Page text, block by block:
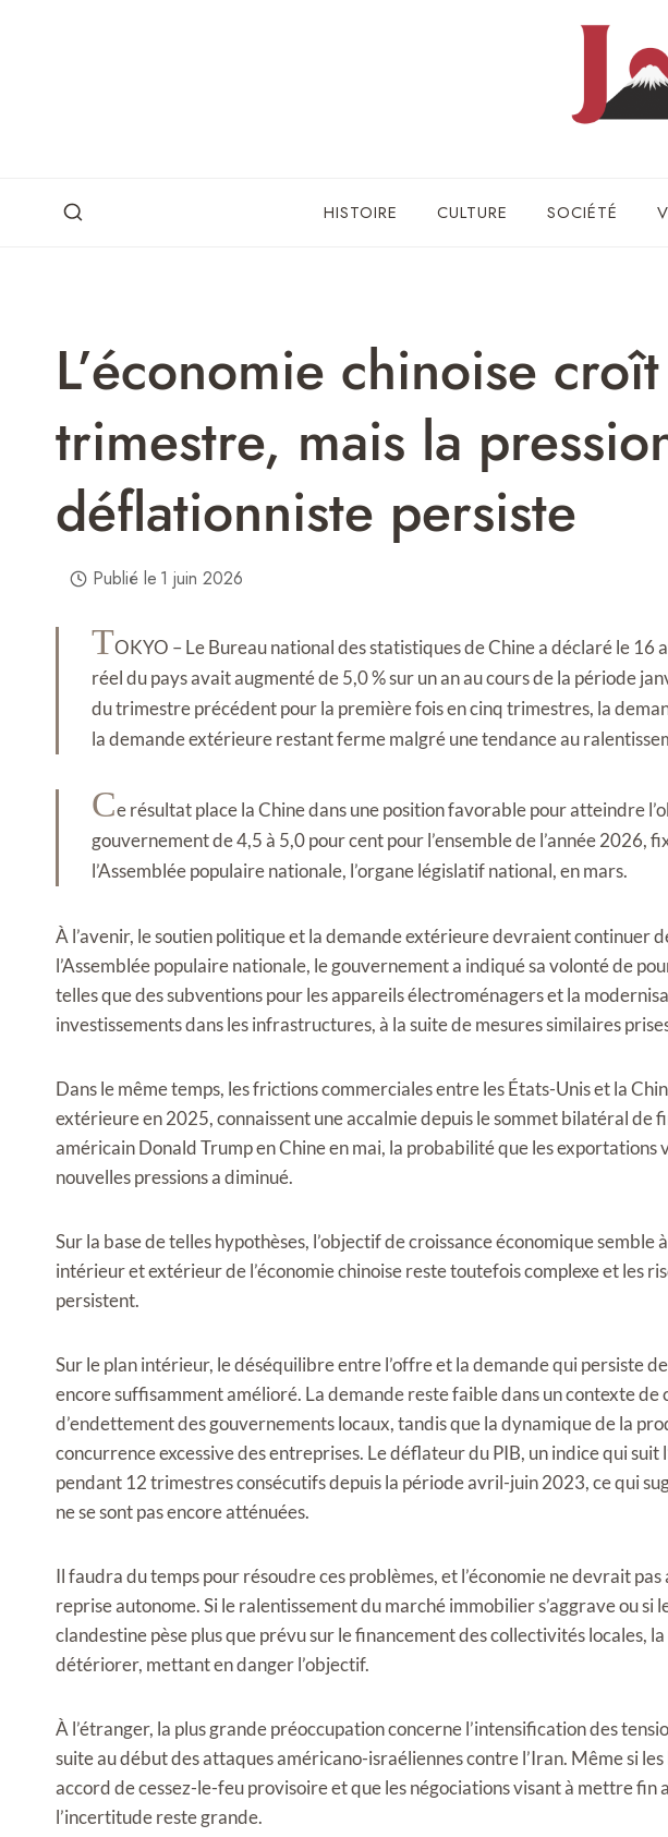
HISTOIRE CULTURE SOCIÉTÉ
L’économie chinoise
trimestre, mais la
déflationniste persiste
Publié le 1 juin 2026
TOKYO – Le Bureau national des statistiques de Chine a déclaré le
réel du pays avait augmenté de 5,0 % sur un an au cours de la période
du trimestre précédent pour la première fois en cinq trimestres, la
la demande extérieure restant ferme malgré une tendance au
Ce résultat place la Chine dans une position favorable pour atteindre
gouvernement de 4,5 à 5,0 pour cent pour l’ensemble de l’année 2026,
l’Assemblée populaire nationale, l’organe législatif national, en mars.
À l’avenir, le soutien politique et la demande extérieure devraient continuer
l’Assemblée populaire nationale, le gouvernement a indiqué sa volonté de
telles que des subventions pour les appareils électroménagers et la
investissements dans les infrastructures, à la suite de mesures similaires
Dans le même temps, les frictions commerciales entre les États-Unis et la
extérieure en 2025, connaissent une accalmie depuis le sommet bilatéral de
américain Donald Trump en Chine en mai, la probabilité que les exportations
nouvelles pressions a diminué.
Sur la base de telles hypothèses, l’objectif de croissance économique semble
intérieur et extérieur de l’économie chinoise reste toutefois complexe et les
persistent.
Sur le plan intérieur, le déséquilibre entre l’offre et la demande qui persiste
encore suffisamment amélioré. La demande reste faible dans un contexte
d’endettement des gouvernements locaux, tandis que la dynamique de la
concurrence excessive des entreprises. Le déflateur du PIB, un indice qui suit
pendant 12 trimestres consécutifs depuis la période avril-juin 2023, ce qui
ne se sont pas encore atténuées.
Il faudra du temps pour résoudre ces problèmes, et l’économie ne devrait
reprise autonome. Si le ralentissement du marché immobilier s’aggrave ou si
clandestine pèse plus que prévu sur le financement des collectivités locales,
détériorer, mettant en danger l’objectif.
À l’étranger, la plus grande préoccupation concerne l’intensification des
suite au début des attaques américano-israéliennes contre l’Iran. Même si
accord de cessez-le-feu provisoire et que les négociations visant à mettre
l’incertitude reste grande.